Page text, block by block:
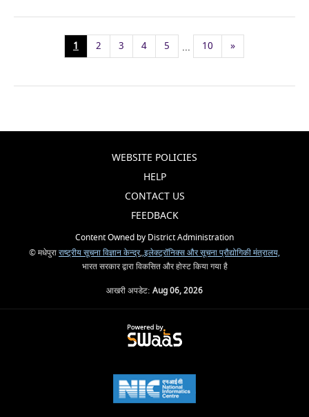
1 2 3 4 5 ... 10 »
WEBSITE POLICIES
HELP
CONTACT US
FEEDBACK
Content Owned by District Administration
© मधेपुराराष्ट्रीय सूचना विज्ञान केन्द्र,,इलेक्ट्रॉनिक्स और सूचना प्रौद्योगिकी मंत्रालय,
भारत सरकार द्वारा विकसित और होस्ट किया गया है
आखरी अपडेट: Aug 06, 2026